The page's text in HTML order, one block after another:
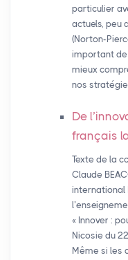
particulier
actuels, peu
(Norton-
important
mieux
nos
De
français
Texte de la
Claude
international
« Innover :
Nicosie du
Même si les